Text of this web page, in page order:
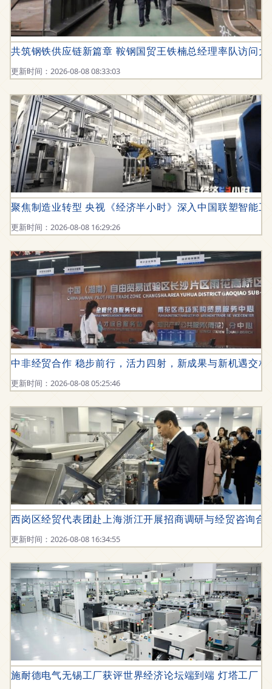
共筑钢铁供应链新篇章 鞍钢国贸王铁楠总经理率队访问
更新时间：2026-08-08 08:33:03
聚焦制造业转型 央视《经济半小时》深入中国联塑智能工
更新时间：2026-08-08 16:29:26
中非经贸合作 稳步前行，活力四射，新成果与新机遇交相
更新时间：2026-08-08 05:25:46
西岗区经贸代表团赴上海浙江开展招商调研与经贸咨询合
更新时间：2026-08-08 16:34:55
施耐德电气无锡工厂获评世界经济论坛端到端 灯塔工厂